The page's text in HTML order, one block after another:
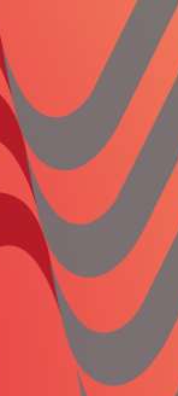
Leben
Familie
Freizeit
Gesundheit
Internet